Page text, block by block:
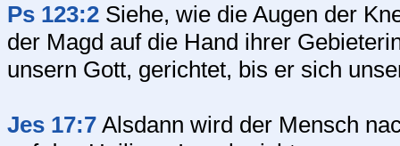
Ps 123:2 Siehe, wie die Augen der
der Magd auf die Hand ihrer
unsern Gott, gerichtet, bis er sich
Jes 17:7 Alsdann wird der Mensch